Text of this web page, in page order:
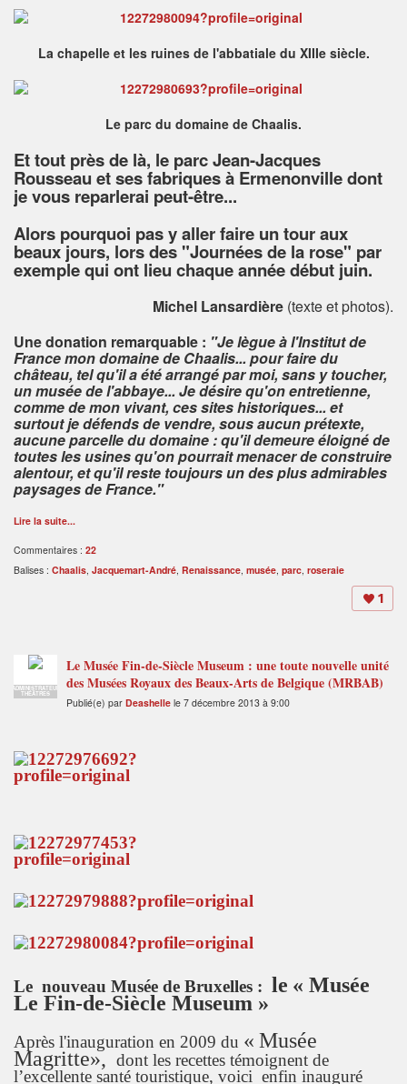
La chapelle et les ruines de l'abbatiale du XIIIe siècle.
Le parc du domaine de Chaalis.
Et tout près de là, le parc Jean-Jacques
Rousseau et ses fabriques à Ermenonville dont
je vous reparlerai peut-être...
Alors pourquoi pas y aller faire un tour aux
beaux jours, lors des "Journées de la rose" par
exemple qui ont lieu chaque année début juin.
Michel Lansardière (texte et photos).
Une donation remarquable : "Je lègue à l'Institut de
France mon domaine de Chaalis... pour faire du
château, tel qu'il a été arrangé par moi, sans y toucher,
un musée de l'abbaye... Je désire qu'on entretienne,
comme de mon vivant, ces sites historiques... et
surtout je défends de vendre, sous aucun prétexte,
aucune parcelle du domaine : qu'il demeure éloigné de
toutes les usines qu'on pourrait menacer de construire
alentour, et qu'il reste toujours un des plus admirables
paysages de France."
Lire la suite...
Commentaires : 22
Balises : Chaalis, Jacquemart-André, Renaissance, musée, parc, roseraie
1
ADMINISTRATEUR
THÉÂTRES
Le Musée Fin-de-Siècle Museum : une toute nouvelle unité
des Musées Royaux des Beaux-Arts de Belgique (MRBAB)
Publié(e) par Deashelle le 7 décembre 2013 à 9:00
Le nouveau Musée de Bruxelles : le « Musée
Le Fin-de-Siècle Museum »
Après l'inauguration en 2009 du « Musée
Magritte», dont les recettes témoignent de
l’excellente santé touristique, voici enfin inauguré